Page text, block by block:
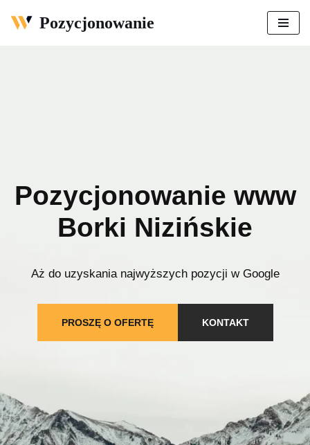
Pozycjonowanie
Pozycjonowanie www
Borki Nizińskie
Aż do uzyskania najwyższych pozycji w Google
PROSZĘ O OFERTĘ KONTAKT